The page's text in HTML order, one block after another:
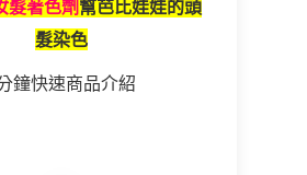
髮著色劑 幫芭比娃娃的頭
髮染色
鐘快速商品介紹